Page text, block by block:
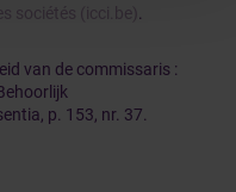
sociétés (icci.be)
van de commissaris :
p. 153, nr. 37.